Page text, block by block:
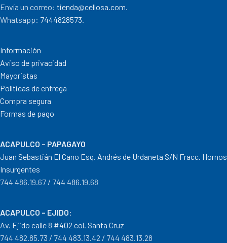
Envía un correo: tienda@cellosa.com
Whatsapp: 7444828573
Información
Aviso de privacidad
Mayoristas
Políticas de entrega
Compra segura
Formas de pago
ACAPULCO – PAPAGAYO
Juan Sebastián El Cano Esq. Andrés de Urdaneta S/N Fracc. Hornos
Insurgentes
744 486.19.67 / 744 486.19.68
ACAPULCO – EJIDO:
Av. Ejido calle 8 #402 col. Santa Cruz
744 482.85.73 / 744 483.13.42 / 744 483.13.28